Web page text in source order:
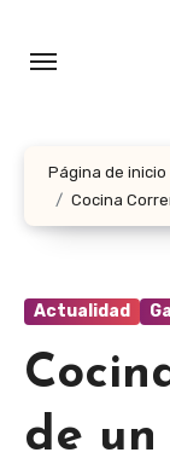
Página de inicio
Cocina
Actualidad
de